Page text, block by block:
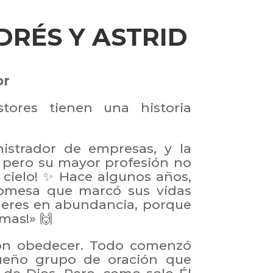
Y ASTRID
tienen una historia
de empresas, y la
su mayor profesión no
✨ Hace algunos años,
que marcó sus vidas
en abundancia, porque
🙌
obedecer. Todo comenzó
grupo de oración que